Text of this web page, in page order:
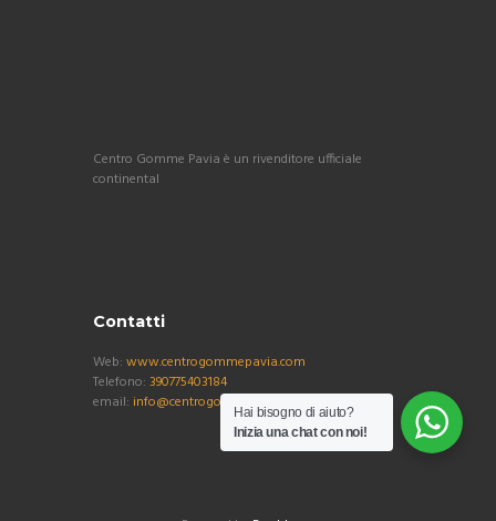
Centro Gomme Pavia è un rivenditore ufficiale
continental
Contatti
Web: www.centrogommepavia.com
Telefono: 390775403184
email: info@centrogommepavia.com
Hai bisogno di aiuto?
Inizia una chat con noi!